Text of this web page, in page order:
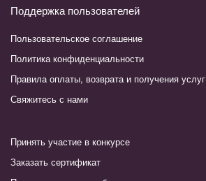
Поддержка пользователей
Пользовательское соглашение
Политика конфиденциальности
Правила оплаты, возврата и получения услуг
Свяжитесь с нами
Принять участие в конкурсе
Заказать сертификат